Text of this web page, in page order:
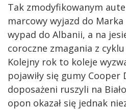
Tak zmodyfikowanym
marcowy wyjazd do
wypad do Albanii, a na
coroczne zmagania z
Kolejny rok to koleje
pojawiły się gumy Cooper
doposażeni ruszyli na
opon okazał się jednak